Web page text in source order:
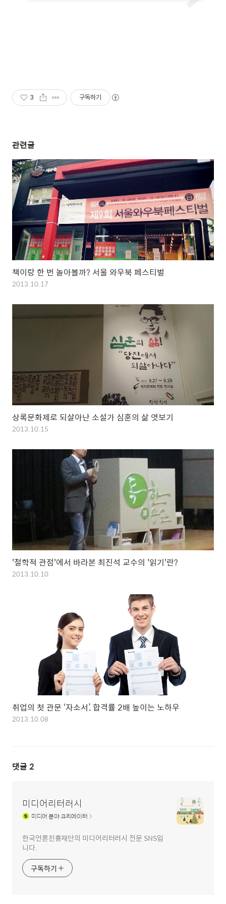
3 구독하기
관련글
책이랑 한 번 놀아볼까? 서울 와우북 페스티벌
2013.10.17
상록문화제로 되살아난 소설가 심훈의 삶 엿보기
2013.10.15
'철학적 관점'에서 바라본 최진석 교수의 '읽기'란?
2013.10.10
취업의 첫 관문 ‘자소서’, 합격률 2배 높이는 노하우
2013.10.08
댓글 2
미디어리터러시
미디어분야 크리에이터
한국언론진흥재단의 미디어리터러시 전문 SNS입
니다.
구독하기